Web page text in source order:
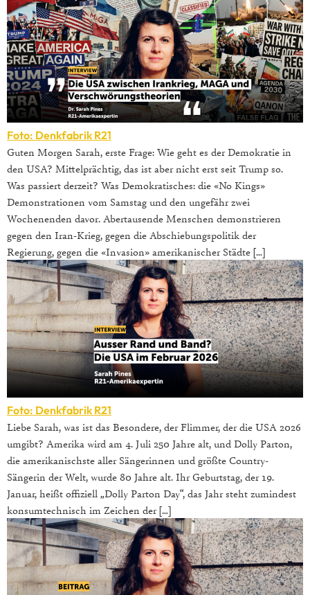
Foto: Denkfabrik R21
Guten Morgen Sarah, erste Frage: Wie geht es der Demokratie in
den USA? Mittelprächtig, das ist aber nicht erst seit Trump so.
Was passiert derzeit? Was Demokratisches: die «No Kings»
Demonstrationen vom Samstag und den ungefähr zwei
Wochenenden davor. Abertausende Menschen demonstrieren
gegen den Iran-Krieg, gegen die Abschiebungspolitik der
Regierung, gegen die «Invasion» amerikanischer Städte […]
Foto: Denkfabrik R21
Liebe Sarah, was ist das Besondere, der Flimmer, der die USA 2026
umgibt? Amerika wird am 4. Juli 250 Jahre alt, und Dolly Parton,
die amerikanischste aller Sängerinnen und größte Country-
Sängerin der Welt, wurde 80 Jahre alt. Ihr Geburtstag, der 19.
Januar, heißt offiziell „Dolly Parton Day“, das Jahr steht zumindest
konsumtechnisch im Zeichen der […]